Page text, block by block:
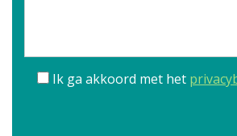
Ik ga akkoord met het